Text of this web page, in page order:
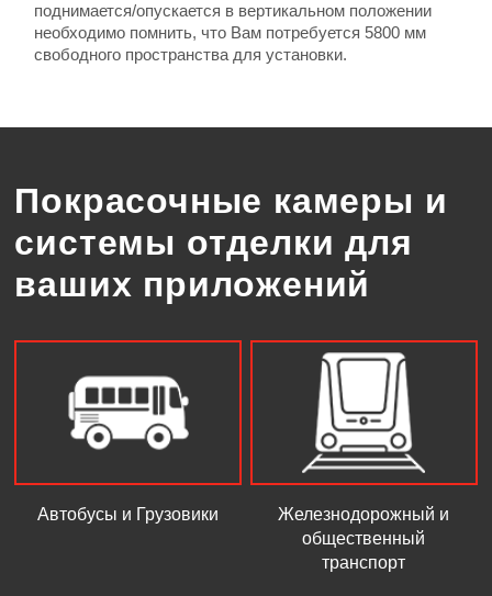
поднимается/опускается в вертикальном положении
необходимо помнить, что Вам потребуется 5800 мм
свободного пространства для установки.
Покрасочные камеры и
системы отделки для
ваших приложений
Автобусы и Грузовики
Железнодорожный и
общественный
транспорт